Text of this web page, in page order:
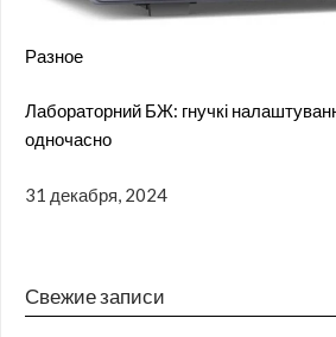
Разное
Лабораторний БЖ: гнучкі
одночасно
31 декабря, 2024
Свежие записи